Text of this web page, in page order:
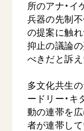
【被爆証言】
広島県 早志百
2026.08.06
所のアナ・
兵器の先制
の提案に触
抑止の議論
べきだと訴え
多文化共生
ードリー・キ
動の連帯を
者が連帯し